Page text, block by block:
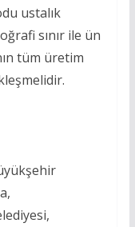
ustalık
sınır ile ün
tüm üretim